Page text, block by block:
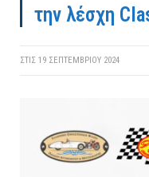
την λέσχη
ΣΤΙΣ 19 ΣΕΠΤΕΜΒΡΊΟΥ 2024